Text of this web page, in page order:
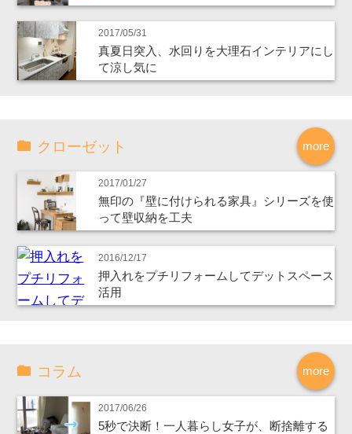
2017/05/31
真夏日突入、水回りを大理石インテリアにし
て涼し気に
more
クローゼット
2017/01/27
無印の『壁に付けられる家具』シリーズを使
って壁収納を工夫
2016/12/17
押入れをプチリフォームしてデットスペース
活用
more
コラム
2017/06/26
5秒で決断！一人暮らし女子が、断捨離する